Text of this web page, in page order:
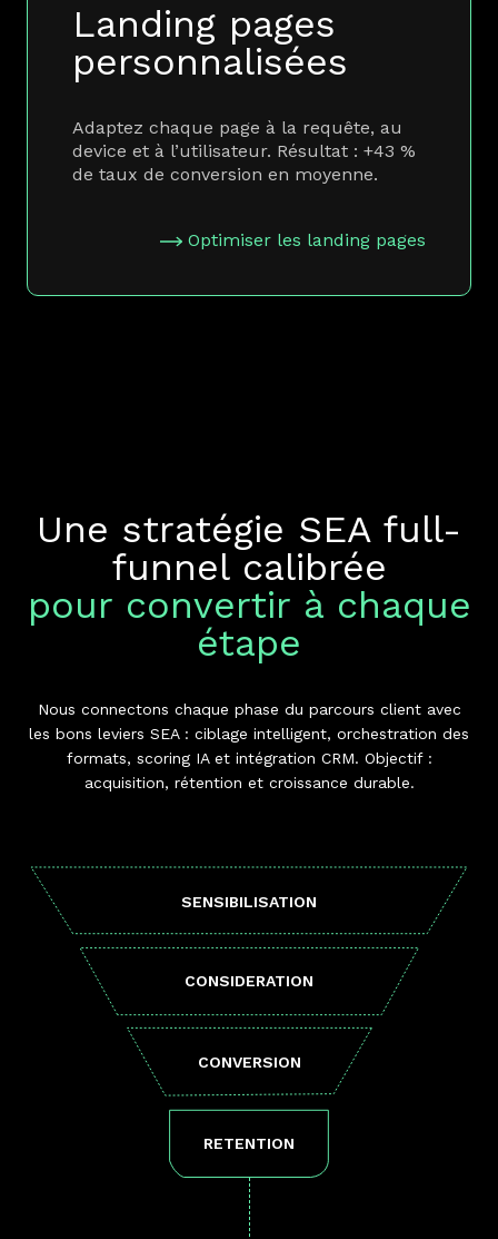
Landing pages
personnalisées
Adaptez chaque page à la requête, au
device et à l’utilisateur. Résultat : +43 %
de taux de conversion en moyenne.
Optimiser les landing pages
Une stratégie SEA full-
funnel calibrée
pour convertir à chaque
étape
Nous connectons chaque phase du parcours client avec
les bons leviers SEA : ciblage intelligent, orchestration des
formats, scoring IA et intégration CRM. Objectif :
acquisition, rétention et croissance durable.
SENSIBILISATION
CONSIDERATION
CONVERSION
RETENTION